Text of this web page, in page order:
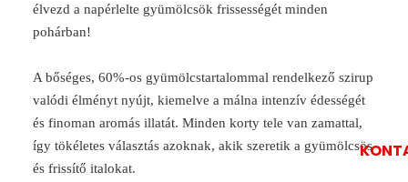
élvezd a napérlelte gyümölcsök frissességét minden
pohárban!
A bőséges, 60%-os gyümölcstartalommal rendelkező szirup
valódi élményt nyújt, kiemelve a málna intenzív édességét
és finoman aromás illatát. Minden korty tele van zamattal,
így tökéletes választás azoknak, akik szeretik a gyümölcsös
és frissítő italokat.